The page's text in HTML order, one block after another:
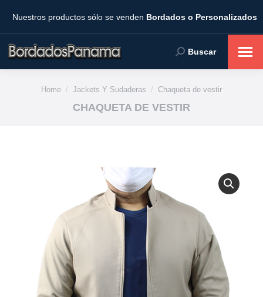
Nuestros productos sólo se venden Bordados o Personalizados
Search:
Buscar
You are here:
Home Jackets Y Sudaderas Chaqueta de vestir
CHAQUETA DE VESTIR